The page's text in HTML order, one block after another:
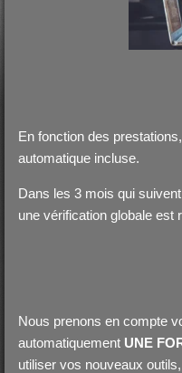
En fonction des
automatique incluse.
Dans les 3 mois qui
une vérification globale est
Nous prenons en compte
automatiquement UNE
utiliser vos nouveaux